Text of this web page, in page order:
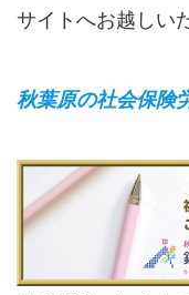
サイトへお越しい
秋葉原の社会保